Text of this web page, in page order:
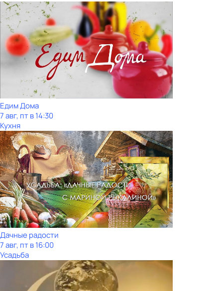
Едим Дома
7 авг, пт в 14:30
Кухня
Дачные радости
7 авг, пт в 16:00
Усадьба